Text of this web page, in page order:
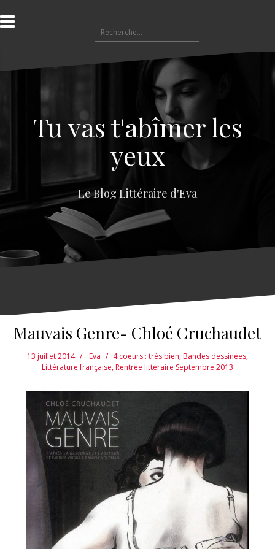
l
a
e
e
Tu vas t'abîmer les
yeux
Le Blog Littéraire d'Eva
Mauvais Genre- Chloé Cruchaudet
13 juillet 2014 Eva 4 coeurs : très bien,Bandes dessinées,
Littérature française,Rentrée littéraire Septembre 2013